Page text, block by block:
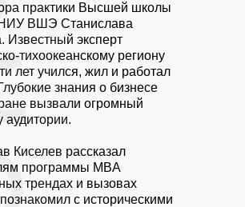
практики Высшей школы
ВШЭ Станислава
Известный эксперт
тихоокеанскому региону
лет учился, жил и работал
знания о бизнесе
вызвали огромный
аудитории.
Киселев рассказал
программы MBA
трендах и вызовах
с историческими